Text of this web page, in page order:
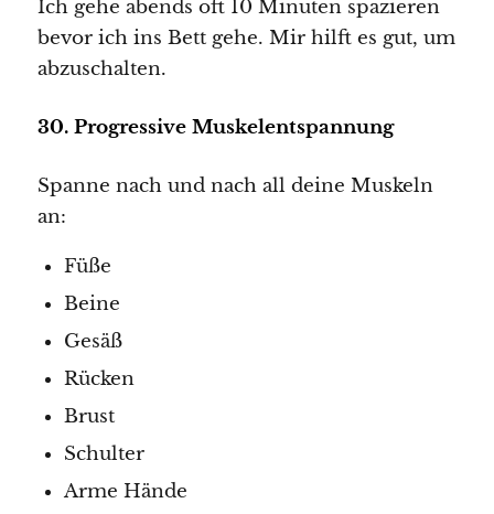
Ich gehe abends oft 10 Minuten spazieren
bevor ich ins Bett gehe. Mir hilft es gut, um
abzuschalten.
30. Progressive Muskelentspannung
Spanne nach und nach all deine Muskeln
an:
Füße
Beine
Gesäß
Rücken
Brust
Schulter
Arme Hände